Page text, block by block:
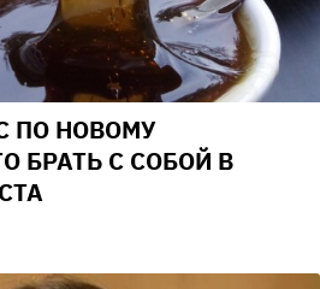
ПО НОВОМУ
БРАТЬ С СОБОЙ В